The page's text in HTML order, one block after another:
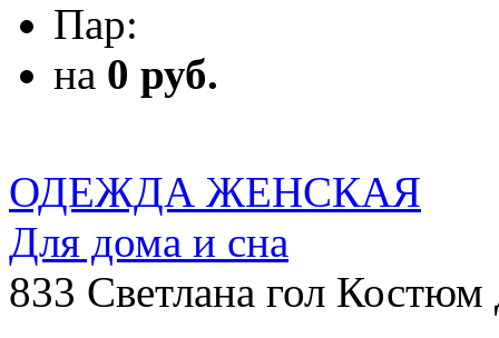
Пар:
на 0 руб.
ОДЕЖДА ЖЕНСКАЯ
Для дома и сна
833 Светлана гол